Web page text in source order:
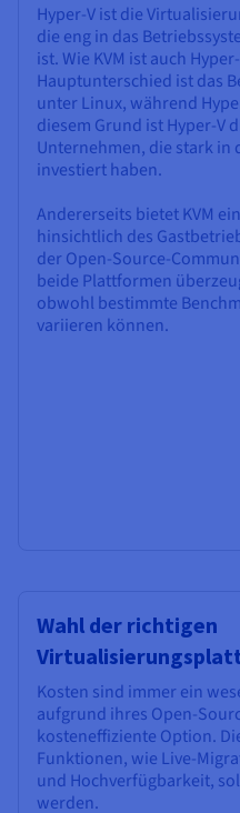
Hyper-V ist die
die eng in das
ist. Wie KVM ist auch
Hauptunterschied ist das
unter Linux, während
diesem Grund ist Hyper-V
Unternehmen, die stark in
investiert haben.
Andererseits bietet KVM
hinsichtlich des
der Open-Source-
beide Plattformen
obwohl bestimmte
variieren können.
Wahl der richtigen
Kosten sind immer ein
aufgrund ihres Open-
kosteneffiziente Option.
Funktionen, wie Live-
und Hochverfügbarkeit,
werden.